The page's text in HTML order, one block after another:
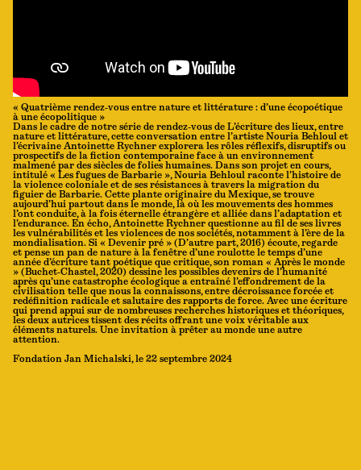
« Quatrième rendez-vous entre nature et littérature : d’une écopoétique
à une écopolitique »
Dans le cadre de notre série de rendez-vous de L’écriture des lieux, entre
nature et littérature, cette conversation entre l’artiste Nouria Behloul et
l’écrivaine Antoinette Rychner explorera les rôles réflexifs, disruptifs ou
prospectifs de la fiction contemporaine face à un environnement
malmené par des siècles de folies humaines. Dans son projet en cours,
intitulé « Les fugues de Barbarie », Nouria Behloul raconte l’histoire de
la violence coloniale et de ses résistances à travers la migration du
figuier de Barbarie. Cette plante originaire du Mexique, se trouve
aujourd’hui partout dans le monde, là où les mouvements des hommes
l’ont conduite, à la fois éternelle étrangère et alliée dans l’adaptation et
l’endurance. En écho, Antoinette Rychner questionne au fil de ses livres
les vulnérabilités et les violences de nos sociétés, notamment à l’ère de la
mondialisation. Si « Devenir pré » (D’autre part, 2016) écoute, regarde
et pense un pan de nature à la fenêtre d’une roulotte le temps d’une
année d’écriture tant poétique que critique, son roman « Après le monde
» (Buchet-Chastel, 2020) dessine les possibles devenirs de l’humanité
après qu’une catastrophe écologique a entraîné l’effondrement de la
civilisation telle que nous la connaissons, entre décroissance forcée et
redéfinition radicale et salutaire des rapports de force. Avec une écriture
qui prend appui sur de nombreuses recherches historiques et théoriques,
les deux autrices tissent des récits offrant une voix véritable aux
éléments naturels. Une invitation à prêter au monde une autre
attention.
Fondation Jan Michalski, le 22 septembre 2024